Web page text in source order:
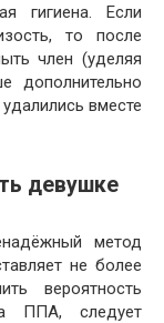
гигиена. Если
то после
член (уделяя
дополнительно
вместе
девушке
метод
не более
вероятность
ППА, следует